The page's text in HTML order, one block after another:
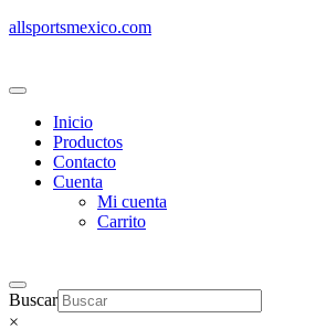
allsportsmexico.com
Inicio
Productos
Contacto
Cuenta
Mi cuenta
Carrito
Buscar
×